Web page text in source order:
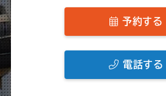
予約する
電話する